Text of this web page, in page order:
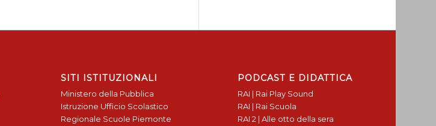
SITI ISTITUZIONALI
Ministero della Pubblica
Istruzione Ufficio Scolastico
Regionale Scuole Piemonte
PODCAST E DIDATTICA
RAI | Rai Play Sound
RAI | Rai Scuola
RAI 2 | Alle otto della sera